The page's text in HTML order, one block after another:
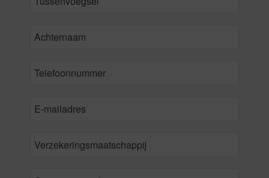
CompanyName